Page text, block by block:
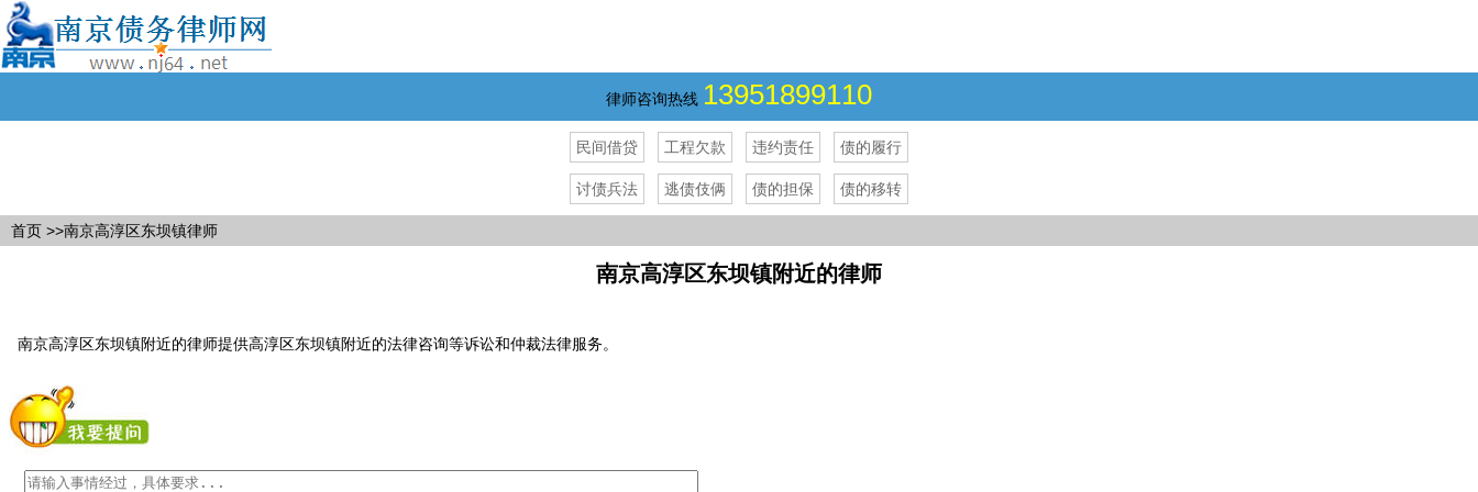
律师咨询热线 13951899110
民间借贷 工程欠款 违约责任 债的履行
讨债兵法 逃债伎俩 债的担保 债的移转
首页 >>南京高淳区东坝镇律师
南京高淳区东坝镇附近的律师
南京高淳区东坝镇附近的律师提供高淳区东坝镇附近的法律咨询等诉讼和仲裁法律服务。